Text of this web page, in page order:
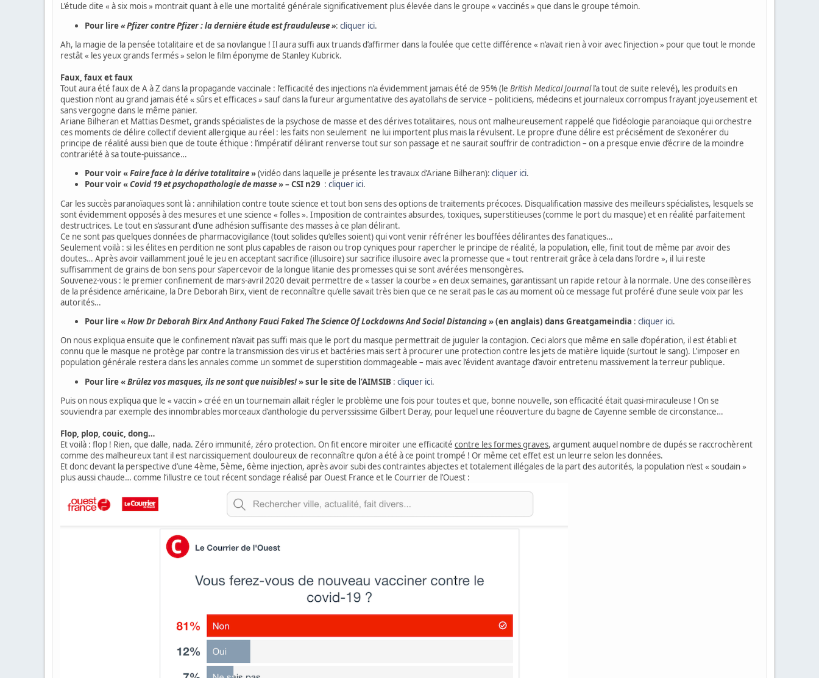
L’étude dite « à six mois » montrait quant à elle une mortalité générale significativement plus élevée dans le groupe « vaccinés » que dans le groupe témoin.
Pour lire« Pfizer contre Pfizer : la dernière étude est frauduleuse »:cliquer ici.
Ah, la magie de la pensée totalitaire et de sa novlangue ! Il aura suffi aux truands d’affirmer dans la foulée que cette différence « n’avait rien à voir avec l’injection » pour que tout le monde
restât « les yeux grands fermés » selon le film éponyme de Stanley Kubrick.
Faux, faux et faux
Tout aura été faux de A à Z dans la propagande vaccinale : l’efficacité des injections n’a évidemment jamais été de 95% (leBritish Medical Journall’a tout de suite relevé), les produits en
question n’ont au grand jamais été « sûrs et efficaces » sauf dans la fureur argumentative des ayatollahs de service – politiciens, médecins et journaleux corrompus frayant joyeusement et
sans vergogne dans le même panier.
Ariane Bilheran et Mattias Desmet, grands spécialistes de la psychose de masse et des dérives totalitaires, nous ont malheureusement rappelé que l’idéologie paranoïaque qui orchestre
ces moments de délire collectif devient allergique au réel : les faits non seulement ne lui importent plus mais la révulsent. Le propre d’une délire est précisément de s’exonérer du
principe de réalité aussi bien que de toute éthique : l’impératif délirant renverse tout sur son passage et ne saurait souffrir de contradiction – on a presque envie d’écrire de la moindre
contrariété à sa toute-puissance…
Pour voir «Faire face à la dérive totalitaire»(vidéo dans laquelle je présente les travaux d’Ariane Bilheran):cliquer ici.
Pour voir «Covid 19 et psychopathologie de masse» – CSI n29 :cliquer ici.
Car les succès paranoïaques sont là : annihilation contre toute science et tout bon sens des options de traitements précoces. Disqualification massive des meilleurs spécialistes, lesquels se
sont évidemment opposés à des mesures et une science « folles ». Imposition de contraintes absurdes, toxiques, superstitieuses (comme le port du masque) et en réalité parfaitement
destructrices. Le tout en s’assurant d’une adhésion suffisante des masses à ce plan délirant.
Ce ne sont pas quelques données de pharmacovigilance (tout solides qu’elles soient) qui vont venir réfréner les bouffées délirantes des fanatiques…
Seulement voilà : si les élites en perdition ne sont plus capables de raison ou trop cyniques pour rapercher le principe de réalité, la population, elle, finit tout de même par avoir des
doutes… Après avoir vaillamment joué le jeu en acceptant sacrifice (illusoire) sur sacrifice illusoire avec la promesse que « tout rentrerait grâce à cela dans l’ordre », il lui reste
suffisamment de grains de bon sens pour s’apercevoir de la longue litanie des promesses qui se sont avérées mensongères.
Souvenez-vous : le premier confinement de mars-avril 2020 devait permettre de « tasser la courbe » en deux semaines, garantissant un rapide retour à la normale. Une des conseillères
de la présidence américaine, la Dre Deborah Birx, vient de reconnaître qu’elle savait très bien que ce ne serait pas le cas au moment où ce message fut proféré d’une seule voix par les
autorités…
Pour lire «How Dr Deborah Birx And Anthony Fauci Faked The Science Of Lockdowns And Social Distancing» (en anglais) dans Greatgameindia :cliquer ici.
On nous expliqua ensuite que le confinement n’avait pas suffi mais que le port du masque permettrait de juguler la contagion. Ceci alors que même en salle d’opération, il est établi et
connu que le masque ne protège par contre la transmission des virus et bactéries mais sert à procurer une protection contre les jets de matière liquide (surtout le sang). L’imposer en
population générale restera dans les annales comme un sommet de superstition dommageable – mais avec l’évident avantage d’avoir entretenu massivement la terreur publique.
Pour lire «Brûlez vos masques, ils ne sont que nuisibles!» sur le site de l’AIMSIB :cliquer ici.
Puis on nous expliqua que le « vaccin » créé en un tournemain allait régler le problème une fois pour toutes et que, bonne nouvelle, son efficacité était quasi-miraculeuse ! On se
souviendra par exemple des innombrables morceaux d’anthologie du perverssissime Gilbert Deray, pour lequel une réouverture du bagne de Cayenne semble de circonstance…
Flop, plop, couic, dong…
Et voilà : flop ! Rien, que dalle, nada. Zéro immunité, zéro protection. On fit encore miroiter une efficacitécontre les formes graves, argument auquel nombre de dupés se raccrochèrent
comme des malheureux tant il est narcissiquement douloureux de reconnaître qu’on a été à ce point trompé ! Or même cet effet est un leurre selon les données.
Et donc devant la perspective d’une 4ème, 5ème, 6ème injection, après avoir subi des contraintes abjectes et totalement illégales de la part des autorités, la population n’est « soudain »
plus aussi chaude… comme l’illustre ce tout récent sondage réalisé par Ouest France et le Courrier de l’Ouest :